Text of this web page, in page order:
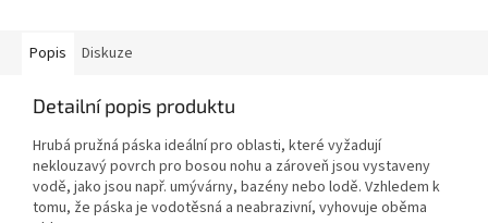
Popis Diskuze
Detailní popis produktu
Hrubá pružná páska ideální pro oblasti, které vyžadují
neklouzavý povrch pro bosou nohu a zároveň jsou vystaveny
vodě, jako jsou např. umývárny, bazény nebo lodě. Vzhledem k
tomu, že páska je vodotěsná a neabrazivní, vyhovuje oběma